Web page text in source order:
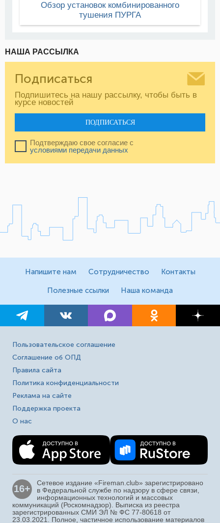
Обзор установок комбинированного
тушения ПУРГА
НАША РАССЫЛКА
Подписаться
Подпишитесь на нашу рассылку, чтобы быть в
курсе новостей
ПОДПИСАТЬСЯ
Подтверждаю свое согласие с
условиями передачи данных
Напишите нам Сотрудничество Контакты
Полезные ссылки Наша команда
Пользовательское соглашение
Соглашение об ОПД
Правила сайта
Политика конфиденциальности
Реклама на сайте
Поддержка проекта
О нас
16+
Сетевое издание «Fireman.club» зарегистрировано
в Федеральной службе по надзору в сфере связи,
информационных технологий и массовых
коммуникаций (Роскомнадзор). Выписка из реестра
зарегистрированных СМИ ЭЛ № ФС 77-80618 от
23.03.2021. Полное, частичное использование материалов